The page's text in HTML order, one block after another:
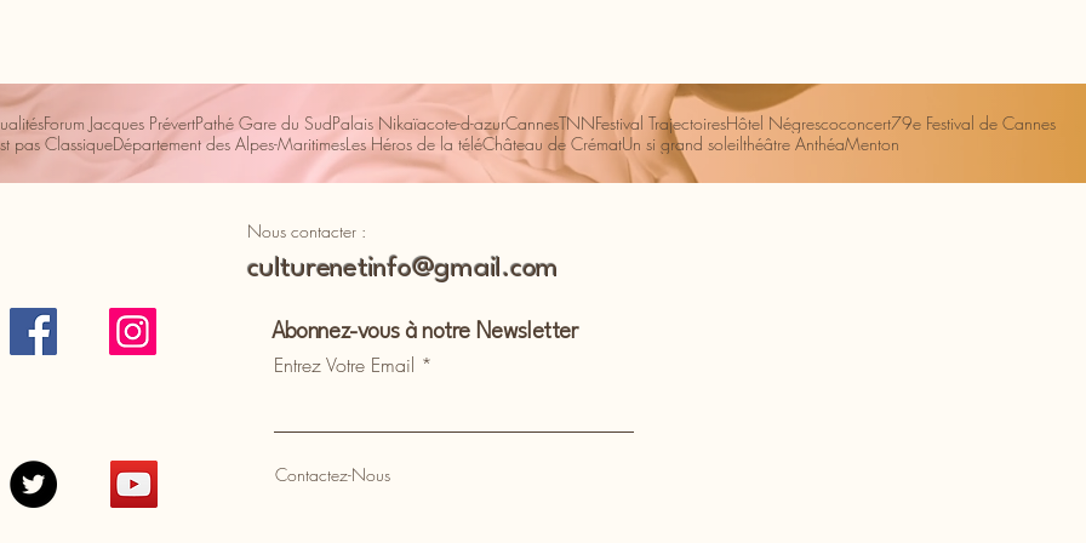
Forum Jacques PrévertPathé Gare du SudPalais Nikaïacote-d-azurCannesTNNFestival TrajectoiresHôtel Négrescoconcert79e Festival de Cannes
pas ClassiqueDépartement des Alpes-MaritimesLes Héros de la téléChâteau de CrématUn si grand soleilthéâtre AnthéaMenton
Nous contacter :
culturenetinfo@gmail.com
Abonnez-vous à notre Newsletter
Entrez Votre Email
Contactez-Nous